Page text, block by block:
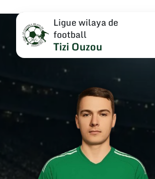
Ligue wilaya de
football
Tizi Ouzou